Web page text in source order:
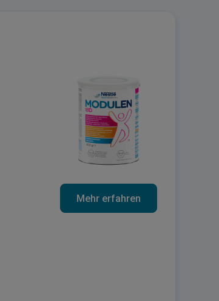
Mehr erfahren